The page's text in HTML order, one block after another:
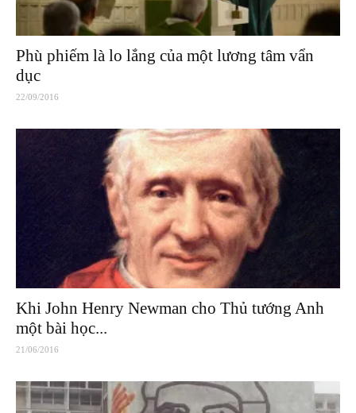
Phù phiếm là lo lắng của một lương tâm vẩn
dục
22/09/2016
Khi John Henry Newman cho Thủ tướng Anh
một bài học...
21/06/2016